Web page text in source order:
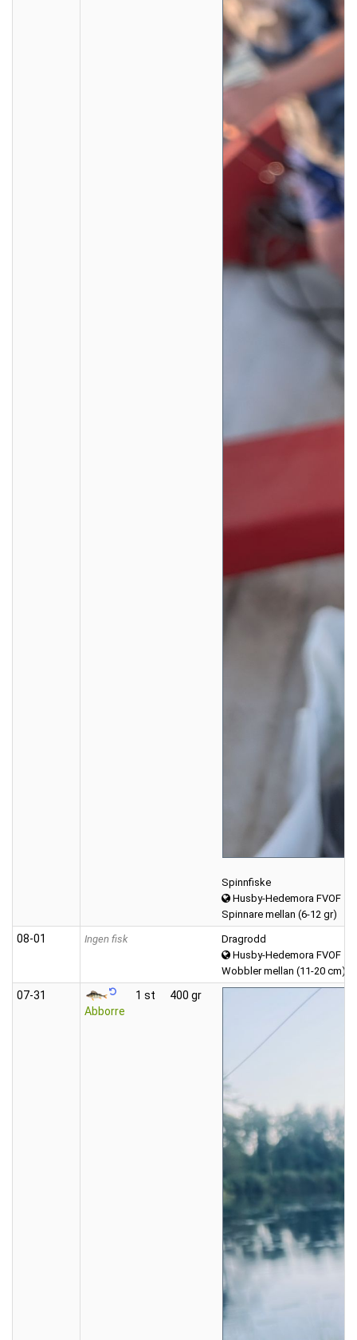
Spinnfiske
Husby-Hedemora FVOF
Spinnare mellan (6-12 gr)
08‑01 Ingen fisk
Dragrodd
Husby-Hedemora FVOF
Wobbler mellan (11-20 cm)
07‑31
Abborre
1 st 400 gr